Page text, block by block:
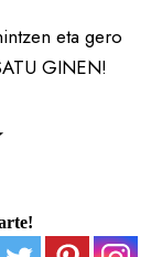
eta gero
GINEN!